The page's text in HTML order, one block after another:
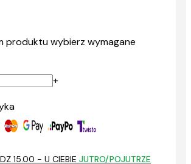
produktu wybierz wymagane
+
15.00 - U CIEBIE JUTRO/POJUTRZE